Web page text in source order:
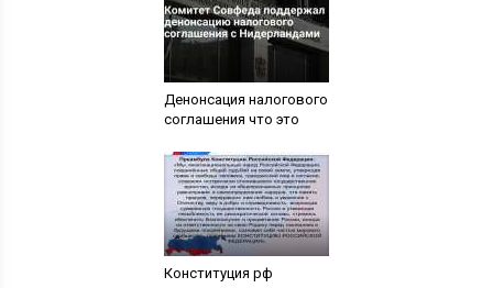
Денонсация налогового
соглашения что это
Конституция рф